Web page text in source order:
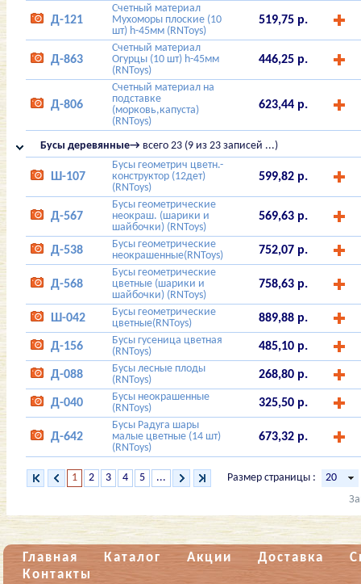
1 2 3 4 5 ...
Размер страницы :
Д-121
Счетный материал
Мухоморы плоские (10
шт) h-45мм (RNToys)
519,75 р.
Д-863
Счетный материал
Огурцы (10 шт) h-45мм
(RNToys)
446,25 р.
Д-806
Счетный материал на
подставке
(морковь,капуста)
(RNToys)
623,44 р.
Бусы деревянные→ всего 23 (9 из 23 записей ...)
Ш-107
Бусы геометрич цветн.-
конструктор (12дет)
(RNToys)
599,82 р.
Д-567
Бусы геометрические
неокраш. (шарики и
шайбочки) (RNToys)
569,63 р.
Д-538
Бусы геометрические
неокрашенные(RNToys)
752,07 р.
Д-568
Бусы геометрические
цветные (шарики и
шайбочки) (RNToys)
758,63 р.
Ш-042
Бусы геометрические
цветные(RNToys)
889,88 р.
Д-156
Бусы гусеница цветная
(RNToys)
485,10 р.
Д-088
Бусы лесные плоды
(RNToys)
268,80 р.
Д-040
Бусы неокрашенные
(RNToys)
325,50 р.
Д-642
Бусы Радуга шары
малые цветные (14 шт)
(RNToys)
673,32 р.
Главная Каталог Акции Доставка
Контакты